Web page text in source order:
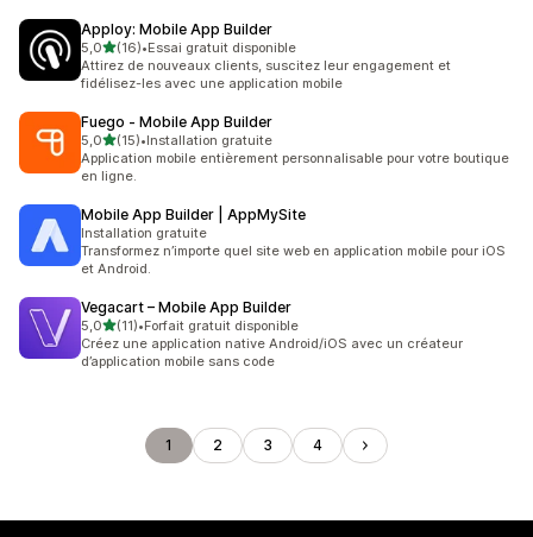
Apploy: Mobile App Builder
5,0étoile(s) sur 5
(16)
16 avis au total
•Essai gratuit disponible
Attirez de nouveaux clients, suscitez leur engagement et
fidélisez-les avec une application mobile
Fuego ‑ Mobile App Builder
5,0étoile(s) sur 5
(15)
15 avis au total
•Installation gratuite
Application mobile entièrement personnalisable pour votre boutique
en ligne.
Mobile App Builder | AppMySite
Installation gratuite
Transformez n’importe quel site web en application mobile pour iOS
et Android.
Vegacart – Mobile App Builder
5,0étoile(s) sur 5
(11)
11 avis au total
•Forfait gratuit disponible
Créez une application native Android/iOS avec un créateur
d’application mobile sans code
1 2 3 4